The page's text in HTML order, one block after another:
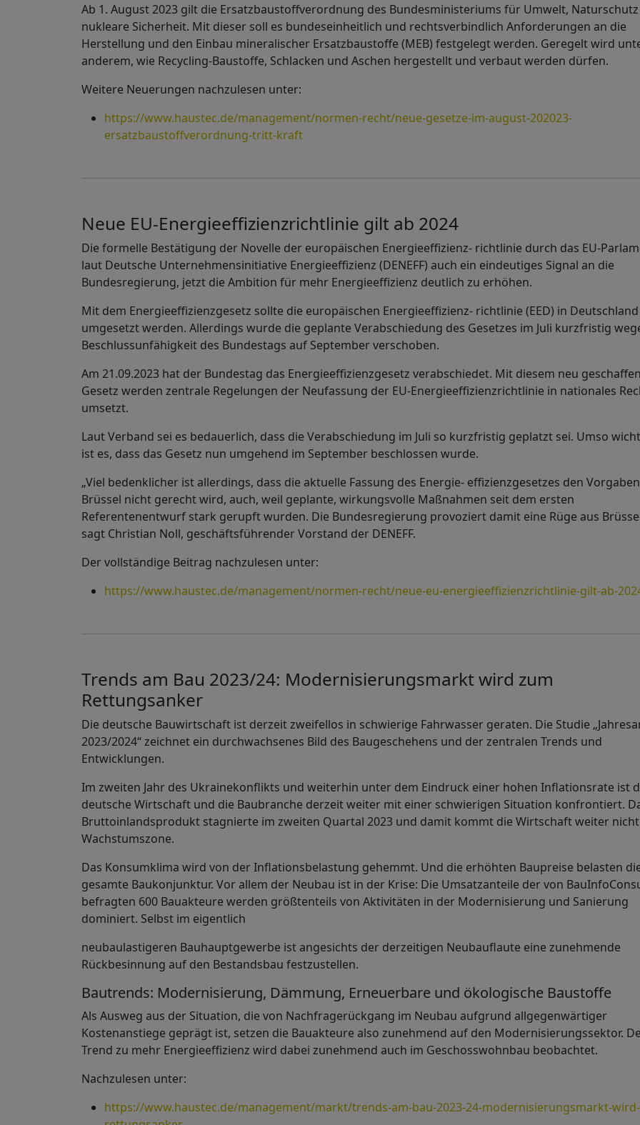
Ab 1. August 2023 gilt die Ersatzbaustoffverordnung des Bundesministeriums für Umwelt,
nukleare Sicherheit. Mit dieser soll es bundeseinheitlich und rechtsverbindlich Anforderungen an die
Herstellung und den Einbau mineralischer Ersatzbaustoffe (MEB) festgelegt werden. Geregelt wird
anderem, wie Recycling-Baustoffe, Schlacken und Aschen hergestellt und verbaut werden dürfen.
Weitere Neuerungen nachzulesen unter:
https://www.haustec.de/management/normen-recht/neue-gesetze-im-august-202023-
ersatzbaustoffverordnung-tritt-kraft
Neue EU-Energieeffizienzrichtlinie gilt ab 2024
Die formelle Bestätigung der Novelle der europäischen Energieeffizienz- richtlinie durch das EU-
laut Deutsche Unternehmensinitiative Energieeffizienz (DENEFF) auch ein eindeutiges Signal an die
Bundesregierung, jetzt die Ambition für mehr Energieeffizienz deutlich zu erhöhen.
Mit dem Energieeffizienzgesetz sollte die europäischen Energieeffizienz- richtlinie (EED) in Deutschland
umgesetzt werden. Allerdings wurde die geplante Verabschiedung des Gesetzes im Juli kurzfristig
Beschlussunfähigkeit des Bundestags auf September verschoben.
Am 21.09.2023 hat der Bundestag das Energieeffizienzgesetz verabschiedet. Mit diesem neu
Gesetz werden zentrale Regelungen der Neufassung der EU-Energieeffizienzrichtlinie in nationales
umsetzt.
Laut Verband sei es bedauerlich, dass die Verabschiedung im Juli so kurzfristig geplatzt sei. Umso
ist es, dass das Gesetz nun umgehend im September beschlossen wurde.
„Viel bedenklicher ist allerdings, dass die aktuelle Fassung des Energie- effizienzgesetzes den
Brüssel nicht gerecht wird, auch, weil geplante, wirkungsvolle Maßnahmen seit dem ersten
Referentenentwurf stark gerupft wurden. Die Bundesregierung provoziert damit eine Rüge aus
sagt Christian Noll, geschäftsführender Vorstand der DENEFF.
Der vollständige Beitrag nachzulesen unter:
https://www.haustec.de/management/normen-recht/neue-eu-energieeffizienzrichtlinie-gilt-ab-
Trends am Bau 2023/24: Modernisierungsmarkt wird zum
Rettungsanker
Die deutsche Bauwirtschaft ist derzeit zweifellos in schwierige Fahrwasser geraten. Die Studie
2023/2024“ zeichnet ein durchwachsenes Bild des Baugeschehens und der zentralen Trends und
Entwicklungen.
Im zweiten Jahr des Ukrainekonflikts und weiterhin unter dem Eindruck einer hohen Inflationsrate ist
deutsche Wirtschaft und die Baubranche derzeit weiter mit einer schwierigen Situation konfrontiert.
Bruttoinlandsprodukt stagnierte im zweiten Quartal 2023 und damit kommt die Wirtschaft weiter
Wachstumszone.
Das Konsumklima wird von der Inflationsbelastung gehemmt. Und die erhöhten Baupreise belasten
gesamte Baukonjunktur. Vor allem der Neubau ist in der Krise: Die Umsatzanteile der von
befragten 600 Bauakteure werden größtenteils von Aktivitäten in der Modernisierung und Sanierung
dominiert. Selbst im eigentlich
neubaulastigeren Bauhauptgewerbe ist angesichts der derzeitigen Neubauflaute eine zunehmende
Rückbesinnung auf den Bestandsbau festzustellen.
Bautrends: Modernisierung, Dämmung, Erneuerbare und ökologische Baustoffe
Als Ausweg aus der Situation, die von Nachfragerückgang im Neubau aufgrund allgegenwärtiger
Kostenanstiege geprägt ist, setzen die Bauakteure also zunehmend auf den Modernisierungssektor.
Trend zu mehr Energieeffizienz wird dabei zunehmend auch im Geschosswohnbau beobachtet.
Nachzulesen unter:
https://www.haustec.de/management/markt/trends-am-bau-2023-24-modernisierungsmarkt-